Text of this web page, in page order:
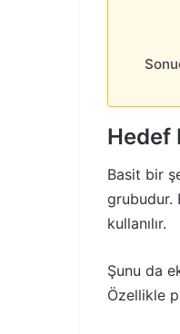
Hedef
Basit bir
grubudur.
kullanılır.
Şunu da
Özellikle